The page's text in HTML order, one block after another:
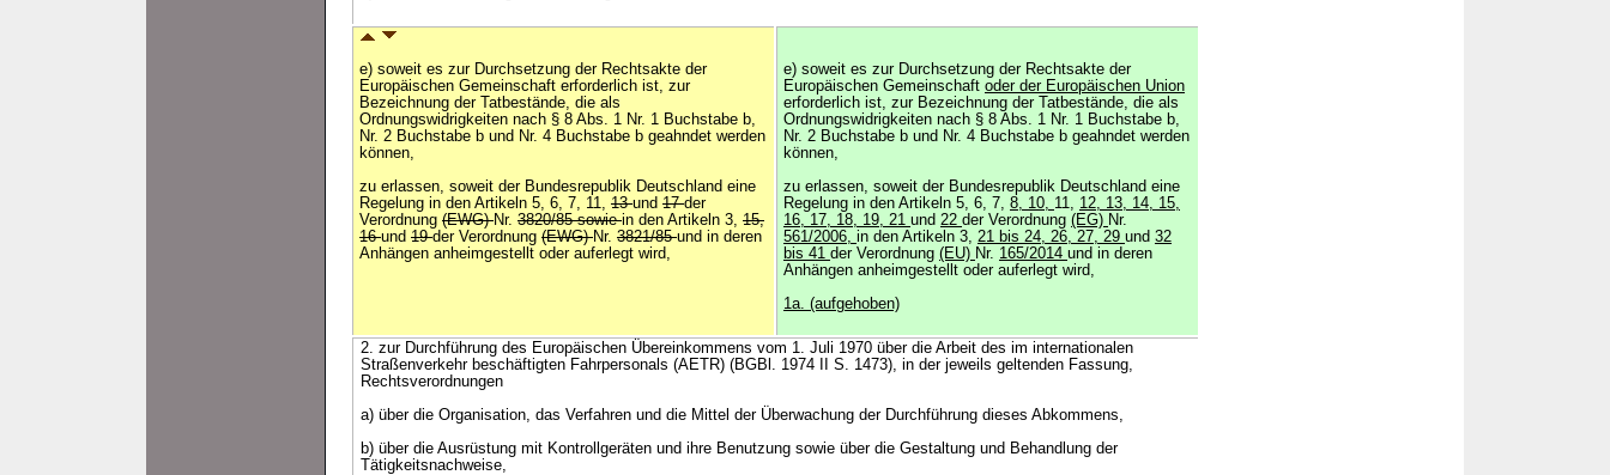
e) soweit es zur Durchsetzung der Rechtsakte der
Europäischen Gemeinschaft erforderlich ist, zur
Bezeichnung der Tatbestände, die als
Ordnungswidrigkeiten nach § 8 Abs. 1 Nr. 1 Buchstabe b,
Nr. 2 Buchstabe b und Nr. 4 Buchstabe b geahndet werden
können,
zu erlassen, soweit der Bundesrepublik Deutschland eine
Regelung in den Artikeln 5, 6, 7, 11, 13und 17der
Verordnung (EWG)Nr. 3820/85 sowiein den Artikeln 3, 15,
16und 19der Verordnung (EWG)Nr. 3821/85und in deren
Anhängen anheimgestellt oder auferlegt wird,
e) soweit es zur Durchsetzung der Rechtsakte der
Europäischen Gemeinschaft oder der Europäischen Union
erforderlich ist, zur Bezeichnung der Tatbestände, die als
Ordnungswidrigkeiten nach § 8 Abs. 1 Nr. 1 Buchstabe b,
Nr. 2 Buchstabe b und Nr. 4 Buchstabe b geahndet werden
können,
zu erlassen, soweit der Bundesrepublik Deutschland eine
Regelung in den Artikeln 5, 6, 7, 8, 10, 11, 12, 13, 14, 15,
16, 17, 18, 19, 21 und 22 der Verordnung (EG) Nr.
561/2006, in den Artikeln 3, 21 bis 24, 26, 27, 29 und 32
bis 41 der Verordnung (EU) Nr. 165/2014 und in deren
Anhängen anheimgestellt oder auferlegt wird,
1a. (aufgehoben)
2. zur Durchführung des Europäischen Übereinkommens vom 1. Juli 1970 über die Arbeit des im internationalen
Straßenverkehr beschäftigten Fahrpersonals (AETR) (BGBl. 1974 II S. 1473), in der jeweils geltenden Fassung,
Rechtsverordnungen
a) über die Organisation, das Verfahren und die Mittel der Überwachung der Durchführung dieses Abkommens,
b) über die Ausrüstung mit Kontrollgeräten und ihre Benutzung sowie über die Gestaltung und Behandlung der
Tätigkeitsnachweise,